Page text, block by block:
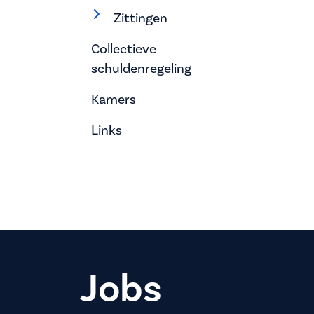
Zittingen
Collectieve
schuldenregeling
Kamers
Links
Jobs